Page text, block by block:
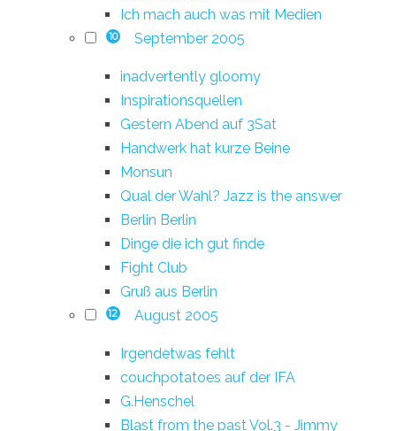
Ich mach auch was mit Medien
10 September 2005
inadvertently gloomy
Inspirationsquellen
Gestern Abend auf 3Sat
Handwerk hat kurze Beine
Monsun
Qual der Wahl? Jazz is the answer
Berlin Berlin
Dinge die ich gut finde
Fight Club
Gruß aus Berlin
12 August 2005
Irgendetwas fehlt
couchpotatoes auf der IFA
G.Henschel
Blast from the past Vol.3 - Jimmy